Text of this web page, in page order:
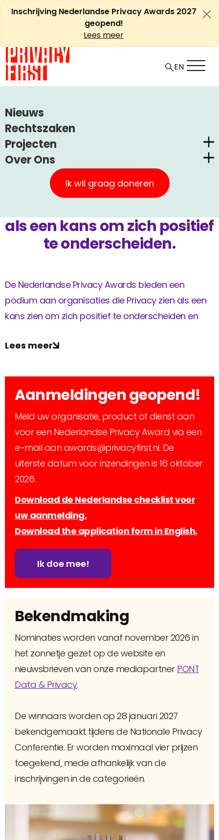
Ga
naarInschrijving Nederlandse Privacy Awards 2027
geopend!
Lees meer
Nieuws
Rechtszaken
Projecten
Nederlandse Privacy Awards
Claimstichting CUIC
PrivacyWijzer
Privacy Coalitie
PSD2-me-niet
Over Ons
Privacy First
Onze Successen
Kom in actie
Nieuwsbrieven
ANBI Status
Playlist
Ik wil graag doneren
EN
Privacy Awardsgeven een
podium aan bedrijven en
als een kans om zich positief
te onderscheiden.
De Nederlandse Privacy Awards bieden een
podium aan organisaties die Privacy zien als een
kans zien om zich positief te onderscheiden en
norm te maken. De Awards worden jaarlijks door
Privacy.
dienst of concept? Of heeft u een ander initiatief
dat het grondrecht op privacy in Nederland
versterkt? Meld u dan aan via
De checklist voor uw
Alle inzendingen worden beoordeeld door een
deskundige en onafhankelijke jury conform het
juryreglement. Jaarlijks worden maximaal vier
prijzen toegekend, mede afhankelijk van de
inschrijvingen.
Lees meer
Aanmeldingen geopend!
Meld uw organisatie, product of dienst aan
voor een Nederlandse Privacy Award via een
e-mail aan awards@privacyfirst.nl. De
uiterste datum voor inzendingen is 16 oktober
2026.
Download de Nederlandse checklist voor
uw aanmelding.
Download the application form in English.
Ik doe mee!
Bekendmaking
Nominaties worden vanaf november 2026 in
het zonnetje gezet op de website en
nieuwsbrieven van onze mediapartner PONT
Data & Privacy.
De winnaars worden op 28 januari 2027
bekendgemaakt tijdens de Nationale Privacy
Conferentie. Er worden maximaal vier prijzen
toegekend, mede afhankelijk van de
inschrijvingen in de categorieën.